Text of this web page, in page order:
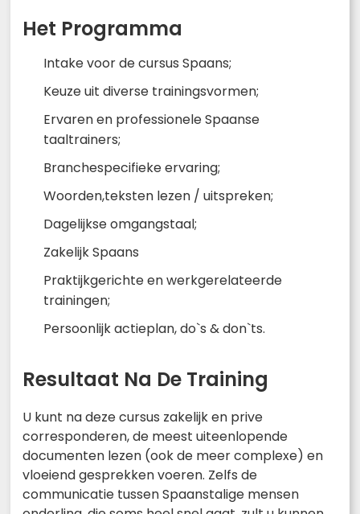
Het Programma
Intake voor de cursus Spaans;
Keuze uit diverse trainingsvormen;
Ervaren en professionele Spaanse
taaltrainers;
Branchespecifieke ervaring;
Woorden,teksten lezen / uitspreken;
Dagelijkse omgangstaal;
Zakelijk Spaans
Praktijkgerichte en werkgerelateerde
trainingen;
Persoonlijk actieplan, do`s & don`ts.
Resultaat Na De Training
U kunt na deze cursus zakelijk en prive
corresponderen, de meest uiteenlopende
documenten lezen (ook de meer complexe) en
vloeiend gesprekken voeren. Zelfs de
communicatie tussen Spaanstalige mensen